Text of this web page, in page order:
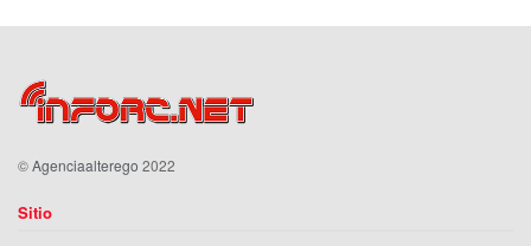
©Agenciaalterego 2022
Sitio